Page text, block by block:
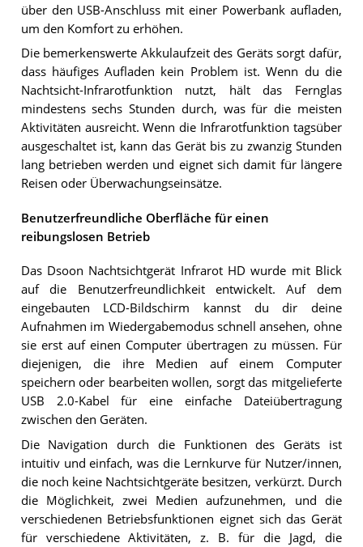
über den USB-Anschluss mit einer Powerbank aufladen,
um den Komfort zu erhöhen.
Die bemerkenswerte Akkulaufzeit des Geräts sorgt dafür,
dass häufiges Aufladen kein Problem ist. Wenn du die
Nachtsicht-Infrarotfunktion nutzt, hält das Fernglas
mindestens sechs Stunden durch, was für die meisten
Aktivitäten ausreicht. Wenn die Infrarotfunktion tagsüber
ausgeschaltet ist, kann das Gerät bis zu zwanzig Stunden
lang betrieben werden und eignet sich damit für längere
Reisen oder Überwachungseinsätze.
Benutzerfreundliche Oberfläche für einen
reibungslosen Betrieb
Das Dsoon Nachtsichtgerät Infrarot HD wurde mit Blick
auf die Benutzerfreundlichkeit entwickelt. Auf dem
eingebauten LCD-Bildschirm kannst du dir deine
Aufnahmen im Wiedergabemodus schnell ansehen, ohne
sie erst auf einen Computer übertragen zu müssen. Für
diejenigen, die ihre Medien auf einem Computer
speichern oder bearbeiten wollen, sorgt das mitgelieferte
USB 2.0-Kabel für eine einfache Dateiübertragung
zwischen den Geräten.
Die Navigation durch die Funktionen des Geräts ist
intuitiv und einfach, was die Lernkurve für Nutzer/innen,
die noch keine Nachtsichtgeräte besitzen, verkürzt. Durch
die Möglichkeit, zwei Medien aufzunehmen, und die
verschiedenen Betriebsfunktionen eignet sich das Gerät
für verschiedene Aktivitäten, z. B. für die Jagd, die